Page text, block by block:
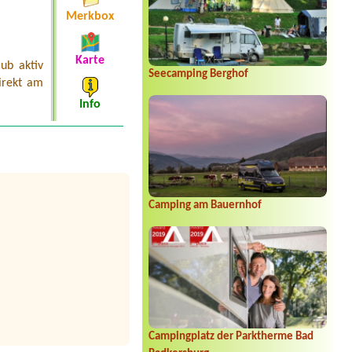
Seecamping Berghof
Camping am Bauernhof
Campingplatz der Parktherme Bad
aktiv
am
Merkbox
Karte
Info